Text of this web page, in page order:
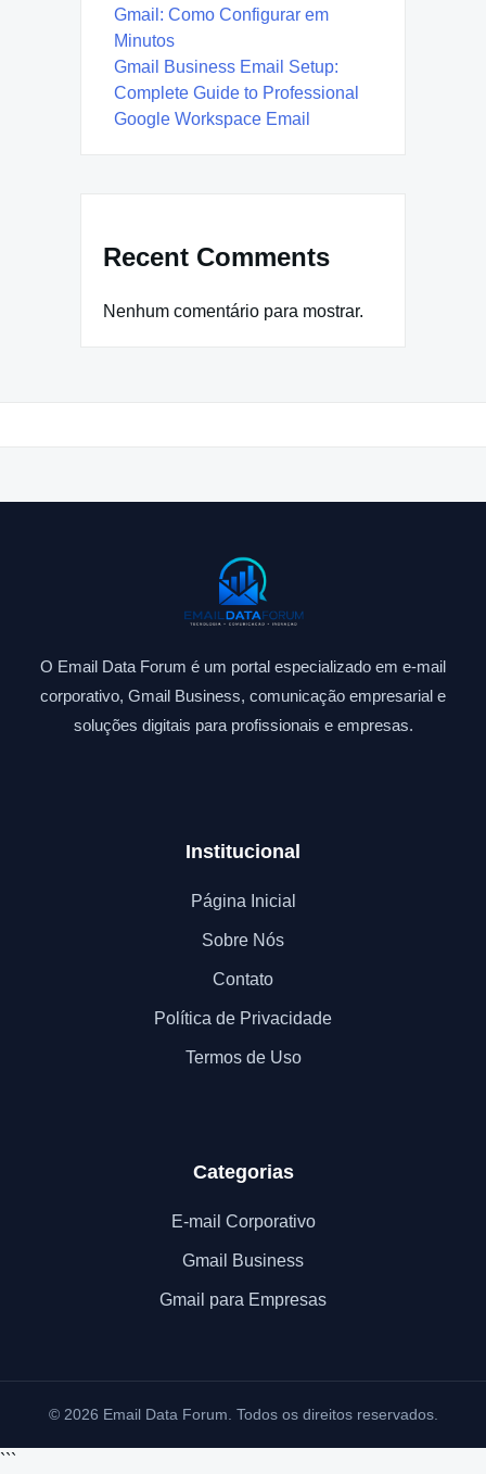
Gmail: Como Configurar em
Minutos
Gmail Business Email Setup:
Complete Guide to Professional
Google Workspace Email
Recent Comments
Nenhum comentário para mostrar.
O Email Data Forum é um portal especializado em e-mail
corporativo, Gmail Business, comunicação empresarial e
soluções digitais para profissionais e empresas.
Institucional
Página Inicial
Sobre Nós
Contato
Política de Privacidade
Termos de Uso
Categorias
E-mail Corporativo
Gmail Business
Gmail para Empresas
© 2026 Email Data Forum. Todos os direitos reservados.
```